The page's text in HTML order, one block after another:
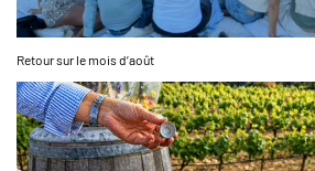
Retour sur le mois d’août